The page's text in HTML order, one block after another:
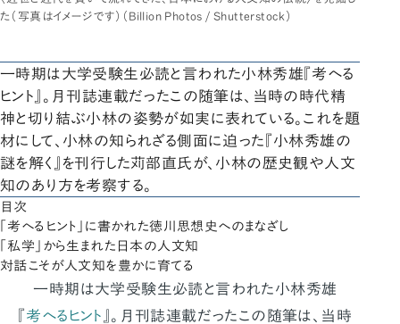
た（写真はイメージです）（Billion Photos / Shutterstock）
一時期は大学受験生必読と言われた小林秀雄『考へる
ヒント』。月刊誌連載だったこの随筆は、当時の時代精
神と切り結ぶ小林の姿勢が如実に表れている。これを題
材にして、小林の知られざる側面に迫った『小林秀雄の
謎を解く』を刊行した苅部直氏が、小林の歴史観や人文
知のあり方を考察する。
目次
「考へるヒント」に書かれた徳川思想史へのまなざし
「私学」から生まれた日本の人文知
対話こそが人文知を豊かに育てる
一時期は大学受験生必読と言われた小林秀雄
『考へるヒント
』。月刊誌連載だったこの随筆は、当時